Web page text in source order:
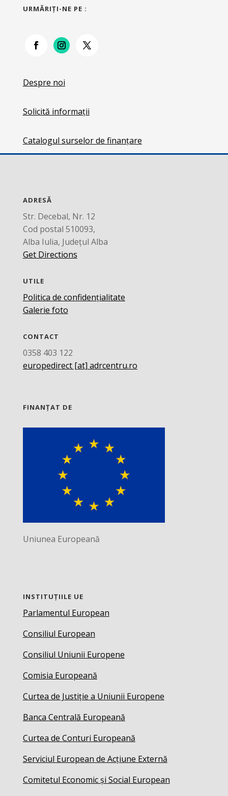
URMĂRIŢI-NE PE :
Despre noi
Solicită informații
Catalogul surselor de finanțare
ADRESĂ
Str. Decebal, Nr. 12
Cod postal 510093,
Alba Iulia, Județul Alba
Get Directions
UTILE
Politica de confidențialitate
Galerie foto
CONTACT
0358 403 122
europedirect [at] adrcentru.ro
FINANȚAT DE
Uniunea Europeană
INSTITUȚIILE UE
Parlamentul European
Consiliul European
Consiliul Uniunii Europene
Comisia Europeană
Curtea de Justiție a Uniunii Europene
Banca Centrală Europeană
Curtea de Conturi Europeană
Serviciul European de Acțiune Externă
Comitetul Economic și Social European